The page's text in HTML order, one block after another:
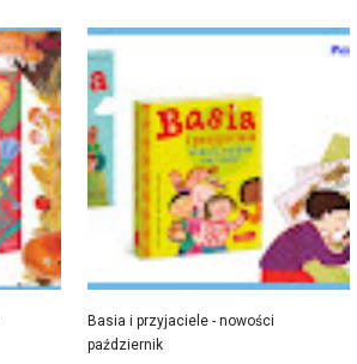
Basia i przyjaciele - nowości
październik